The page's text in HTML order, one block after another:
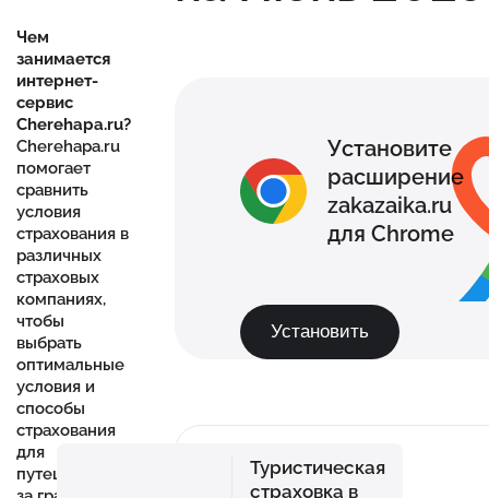
Чем
занимается
интернет-
сервис
Cherehapa.ru?
Cherehapa.ru
помогает
сравнить
условия
страхования в
различных
страховых
компаниях,
чтобы
выбрать
оптимальные
условия и
способы
страхования
для
путешествий
Установите
расширение
zakazaika.ru
для Chrome
Установить
Туристическая
страховка в